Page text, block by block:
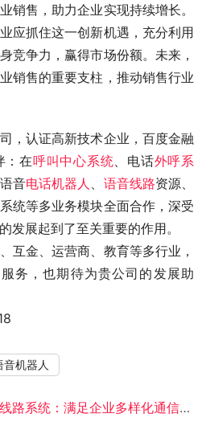
销售，助力企业实现持续增长。
应抓住这一创新机遇，充分利用
竞争力，赢得市场份额。未来，
销售的重要支柱，推动销售行业
，认证高新技术企业，百度金融
：在呼叫中心系统、电话外呼系
音电话机器人 、 语音线路资源、
统等多业务模块全面合作，深受
发展起到了至关重要的作用。
互金、运营商、教育等多行业，
务，也期待为贵公司的发展助
音机器人
系统：满足企业多样化通信需求